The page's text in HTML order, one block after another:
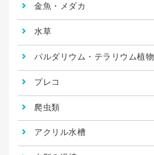
金魚・メダカ
水草
パルダリウム・テラリウム植物
プレコ
爬虫類
アクリル水槽